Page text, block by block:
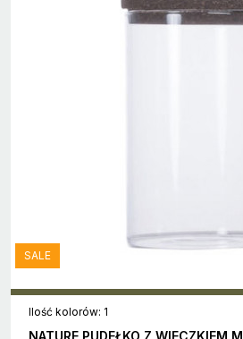
SALE
Ilość kolorów: 1